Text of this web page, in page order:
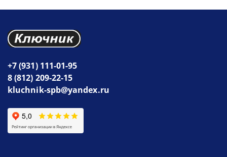
+7 (931) 111-01-95
8 (812) 209-22-15
kluchnik-spb@yandex.ru